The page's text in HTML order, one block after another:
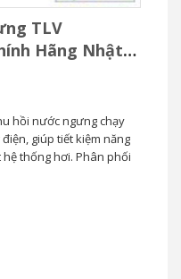
TLV
Hãng Nhật
hồi nước ngưng chạy
giúp tiết kiệm năng
thống hơi. Phân phối